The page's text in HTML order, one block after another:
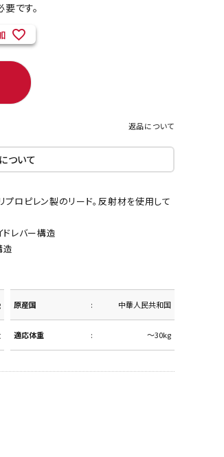
ス対象商品一覧
です。
返品について
ついて
ロピレン製のリード。反射材を使用して
ドレバー構造
造
原産国 中華人民共和国
適応体重 ～30kg